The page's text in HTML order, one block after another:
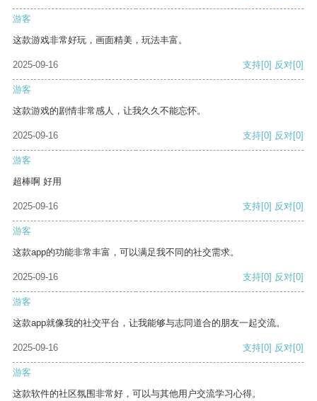
游客
这款游戏非常好玩，画面精美，玩法丰富。
2025-09-16 支持[0] 反对[0]
游客
这款游戏的剧情非常感人，让我久久不能忘怀。
2025-09-16 支持[0] 反对[0]
游客
超棒啊 好用
2025-09-16 支持[0] 反对[0]
游客
这款app的功能非常丰富，可以满足我不同的社交需求。
2025-09-16 支持[0] 反对[0]
游客
这款app就像我的社交平台，让我能够与志同道合的朋友一起交流。
2025-09-16 支持[0] 反对[0]
游客
这款软件的社区氛围非常好，可以与其他用户交流学习心得。